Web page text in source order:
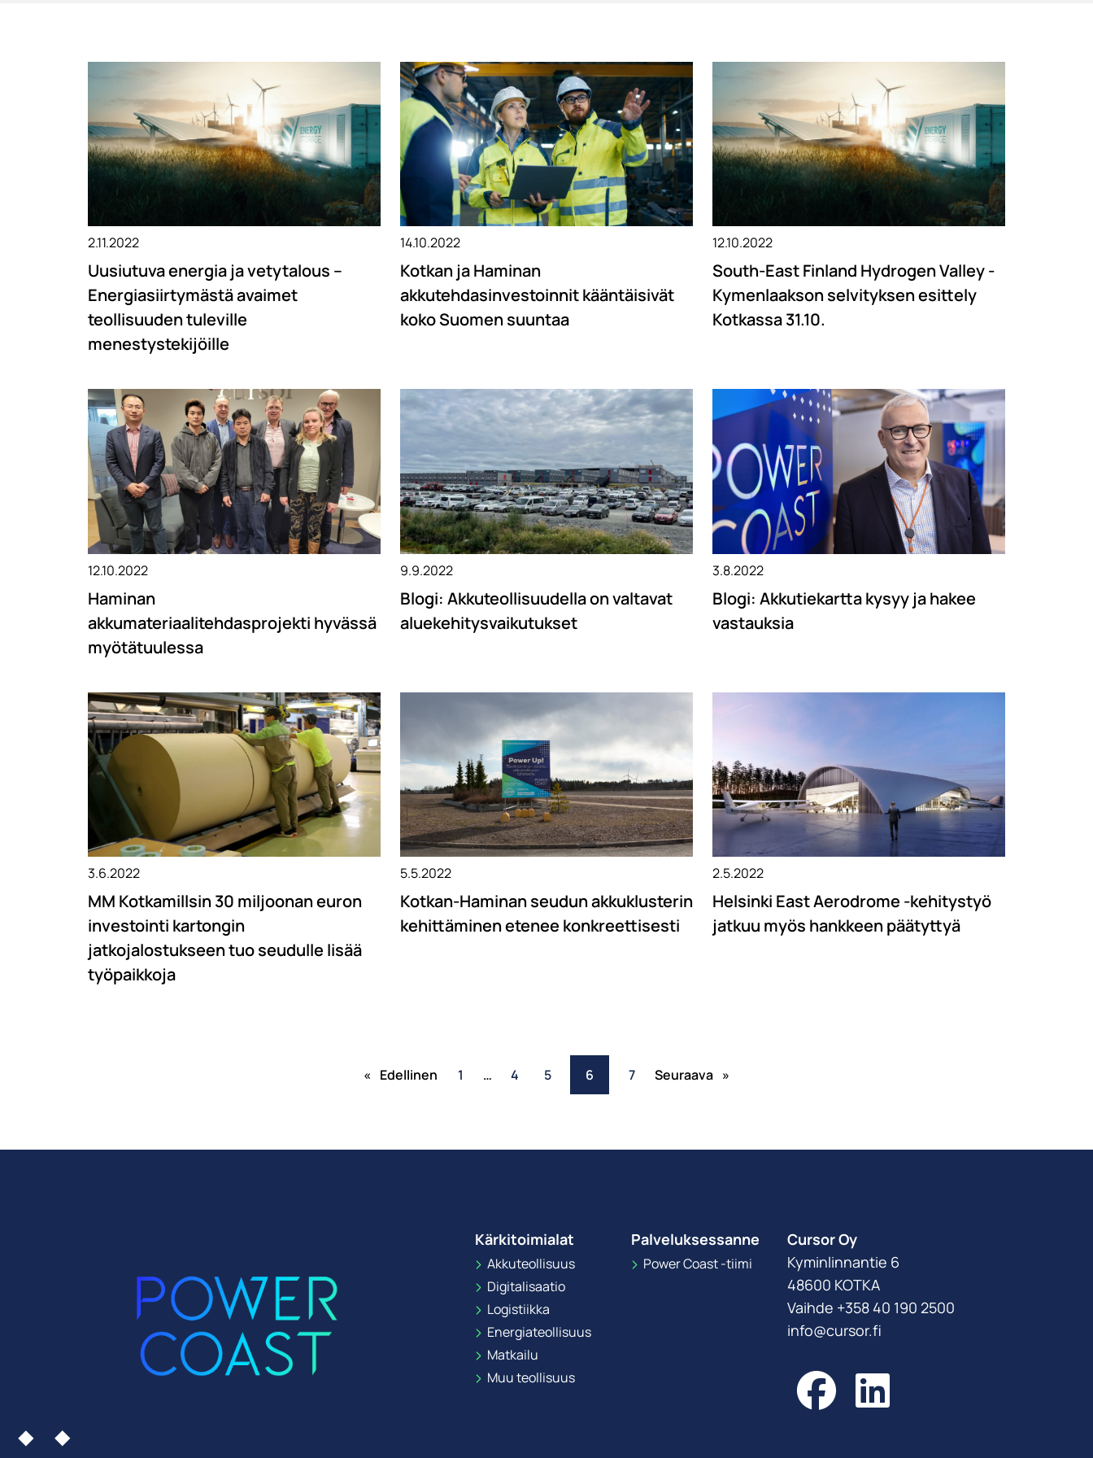
2.11.2022
Uusiutuva energia ja vetytalous –
Energiasiirtymästä avaimet
teollisuuden tuleville
menestystekijöille
14.10.2022
Kotkan ja Haminan
akkutehdasinvestoinnit kääntäisivät
koko Suomen suuntaa
12.10.2022
South-East Finland Hydrogen Valley -
Kymenlaakson selvityksen esittely
Kotkassa 31.10.
12.10.2022
Haminan
akkumateriaalitehdasprojekti hyvässä
myötätuulessa
9.9.2022
Blogi: Akkuteollisuudella on valtavat
aluekehitysvaikutukset
3.8.2022
Blogi: Akkutiekartta kysyy ja hakee
vastauksia
3.6.2022
MM Kotkamillsin 30 miljoonan euron
investointi kartongin
jatkojalostukseen tuo seudulle lisää
työpaikkoja
5.5.2022
Kotkan-Haminan seudun akkuklusterin
kehittäminen etenee konkreettisesti
2.5.2022
Helsinki East Aerodrome -kehitystyö
jatkuu myös hankkeen päätyttyä
« Edellinen 1 … 4 5 6 7 Seuraava »
Kärkitoimialat
Akkuteollisuus
Digitalisaatio
Logistiikka
Energiateollisuus
Matkailu
Muu teollisuus
Palveluksessanne
Power Coast -tiimi
Cursor Oy
Kyminlinnantie 6
48600 KOTKA
Vaihde +358 40 190 2500
info@cursor.fi
Facebook
LinkedIn